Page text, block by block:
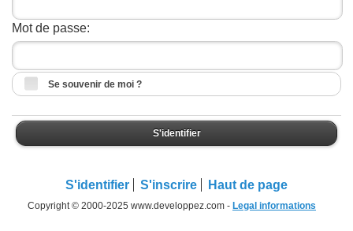
Mot de passe:
Se souvenir de moi ?
S'identifier
S'identifier S'inscrire Haut de page
Copyright © 2000-2025 www.developpez.com - Legal informations